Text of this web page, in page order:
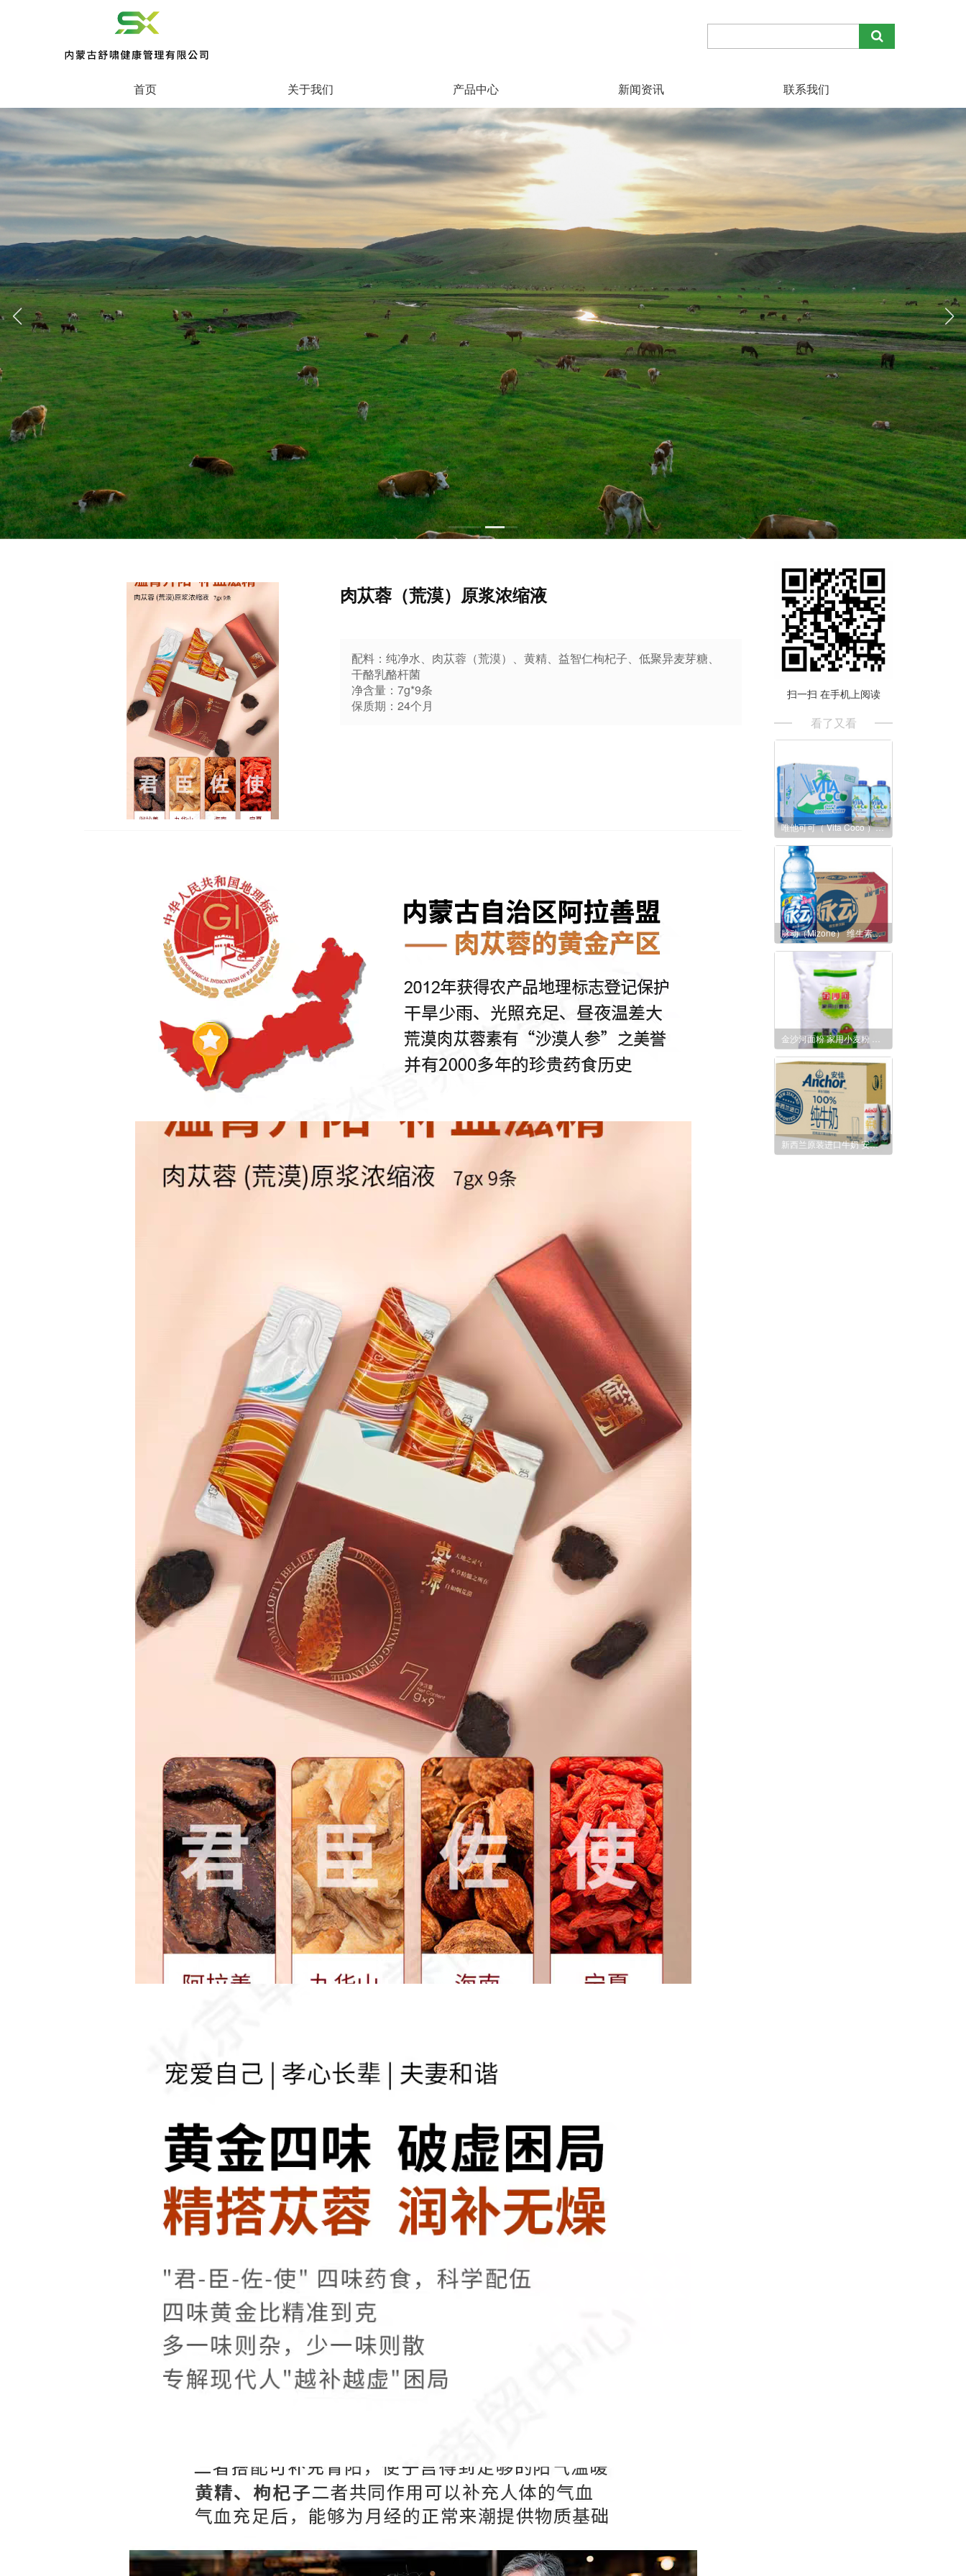
首页 关于我们 产品中心 新闻资讯 联系我们
肉苁蓉（荒漠）原浆浓缩液
配料：纯净水、肉苁蓉（荒漠）、黄精、益智仁枸杞子、低聚异麦芽糖、
干酪乳酪杆菌
净含量：7g*9条
保质期：24个月
扫一扫 在手机上阅读
看了又看
唯他可可（ Vita Coco ）天然椰子水饮料330ml*12瓶 整箱
脉动（Mizone） 维生素饮料 水蜜桃味 600ml *15瓶 整箱
新西兰原装进口牛奶 安佳Anchor全脂牛奶UHT纯牛奶250ml*24 整箱装